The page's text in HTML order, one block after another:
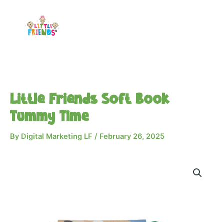
content
Little Friends Soft Book
Tummy Time
By Digital Marketing LF / February 26, 2025